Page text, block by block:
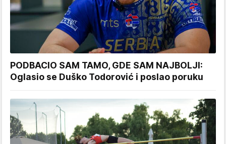
PODBACIO SAM TAMO, GDE SAM NAJBOLJI:
Oglasio se Duško Todorović i poslao poruku